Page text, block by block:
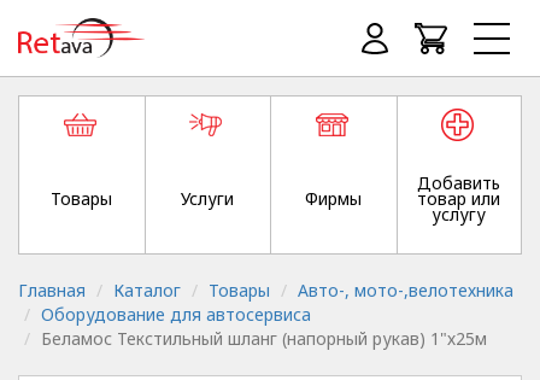
Товары Услуги Фирмы
Добавить
товар или
услугу
Главная Каталог Товары
Авто-, мото-,велотехника
Оборудование для автосервиса
Беламос Текстильный шланг (напорный рукав) 1"х25м